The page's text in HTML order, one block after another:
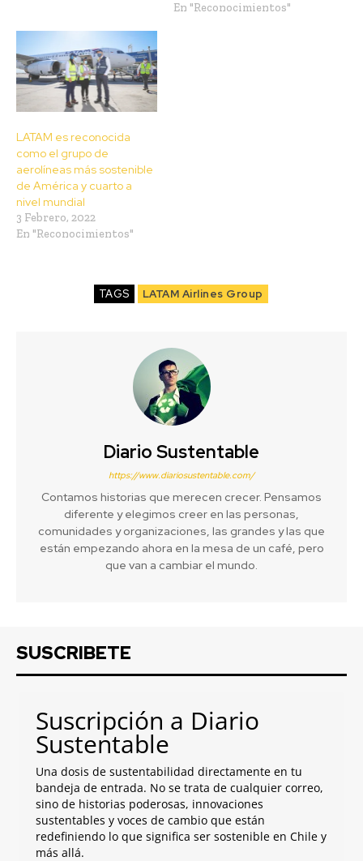
En "Reconocimientos"
LATAM es reconocida
como el grupo de
aerolíneas más sostenible
de América y cuarto a
nivel mundial
3 Febrero, 2022
En "Reconocimientos"
TAGS LATAM Airlines Group
Diario Sustentable
https://www.diariosustentable.com/
Contamos historias que merecen crecer. Pensamos
diferente y elegimos creer en las personas,
comunidades y organizaciones, las grandes y las que
están empezando ahora en la mesa de un café, pero
que van a cambiar el mundo.
SUSCRIBETE
Suscripción a Diario
Sustentable
Una dosis de sustentabilidad directamente en tu
bandeja de entrada. No se trata de cualquier correo,
sino de historias poderosas, innovaciones
sustentables y voces de cambio que están
redefiniendo lo que significa ser sostenible en Chile y
más allá.